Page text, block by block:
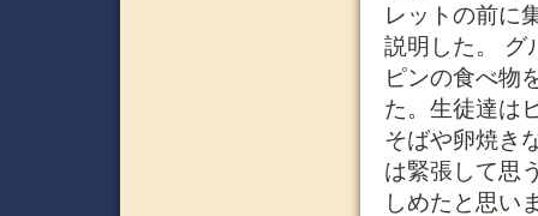
レットの前に
説明した。 グ
ピンの食べ物
た。生徒達は
そばや卵焼き
は緊張して思
しめたと思い